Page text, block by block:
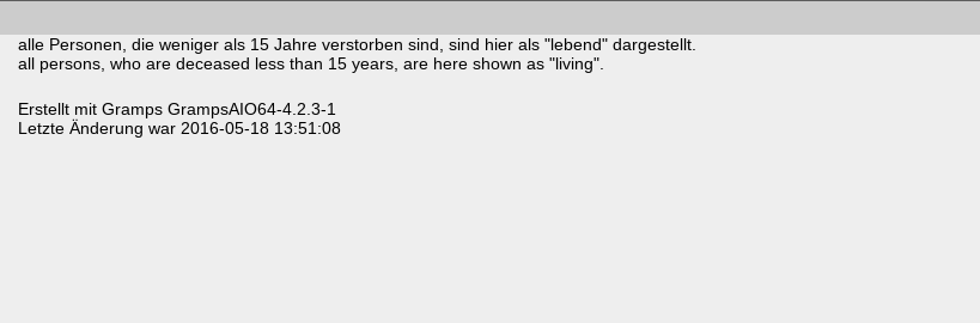
alle Personen, die weniger als 15 Jahre verstorben sind, sind hier als "lebend" dargestellt.
all persons, who are deceased less than 15 years, are here shown as "living".
Erstellt mit Gramps GrampsAIO64-4.2.3-1
Letzte Änderung war 2016-05-18 13:51:08